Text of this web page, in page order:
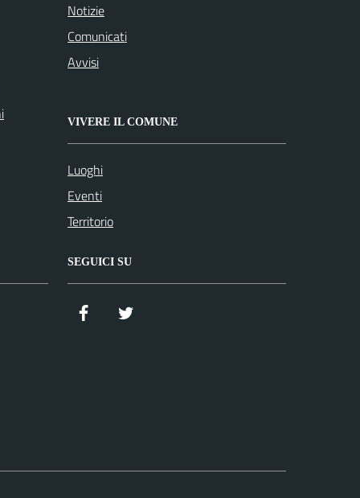
Notizie
Comunicati
Avvisi
VIVERE IL COMUNE
Luoghi
Eventi
Territorio
SEGUICI SU
Facebook